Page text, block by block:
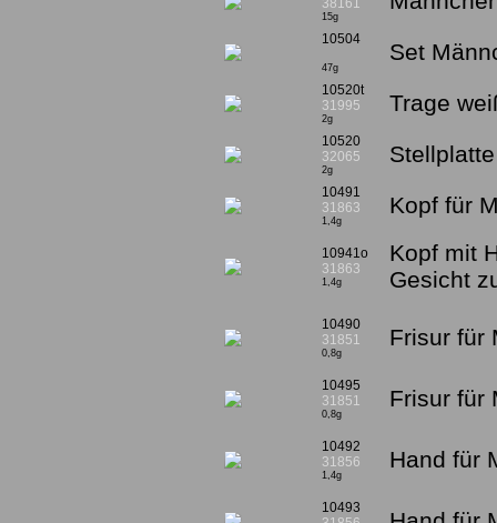
38161
15g
10504
47g
Set
10520t
31995
2g
Trage
10520
32065
2g
10491
31863
1,4g
Kopf für
10941o
31863
1,4g
Kopf mit
Gesicht
10490
31851
0,8g
Frisur für
10495
31851
0,8g
Frisur für
10492
31856
1,4g
Hand für
10493